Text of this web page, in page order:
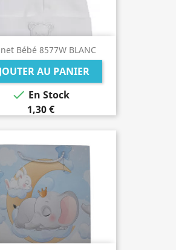
Bébé 8577W BLANC
AU PANIER
 En Stock
1,30 €